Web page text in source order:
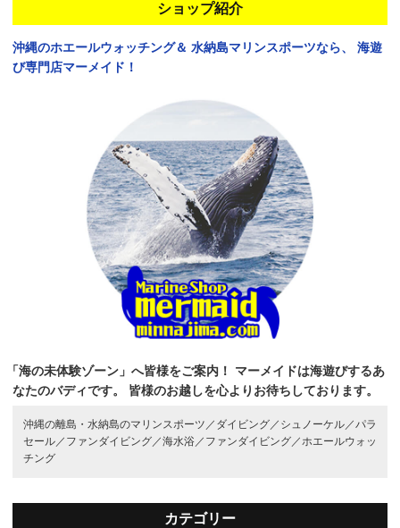
ショップ紹介
沖縄のホエールウォッチング＆ 水納島マリンスポーツなら、
海遊
び専門店マーメイド！
「海の未体験ゾーン」へ皆様をご案内！
マーメイドは海遊びするあ
なたのバディです。
皆様のお越しを心よりお待ちしております。
沖縄の離島・水納島のマリンスポーツ／ ダイビング／ シュノーケル／パラ
セール／ ファンダイビング／海水浴／ ファンダイビング／ホエールウォッ
チング
カテゴリー